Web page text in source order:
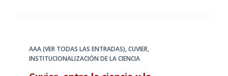
AAA (VER TODAS LAS ENTRADAS),CUVIER,
INSTITUCIONALIZACIÓN DE LA CIENCIA